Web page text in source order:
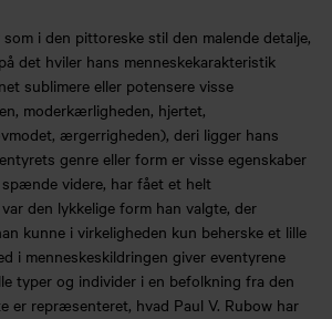
i den pittoreske stil den malende detalje,
det hviler hans menneskekarakteristik
sublimere eller potensere visse
moderkærligheden, hjertet,
ærgerrigheden), deri ligger hans
genre eller form er visse egenskaber
videre, har fået et helt
den lykkelige form han valgte, der
kunne i virkeligheden kun beherske et lille
i menneskeskildringen giver eventyrene
typer og individer i en befolkning fra den
er repræsenteret, hvad Paul V. Rubow har